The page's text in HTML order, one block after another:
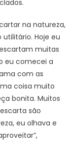
na natureza,
Hoje eu
muitas
eu comecei a
com as
coisa muito
bonita. Muitos
são
eu olhava e